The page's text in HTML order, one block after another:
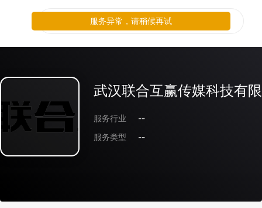
武汉联合互赢传媒科技有
服务行业
--
服务类型
--
服务异常，请稍候再试